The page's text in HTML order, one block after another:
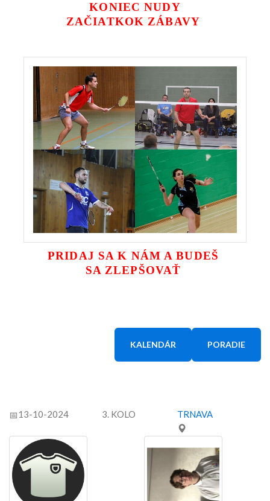
KONIEC NUDY
ZAČIATKOK ZÁBAVY
PRIDAJ SA K NÁM A BUDEŠ
SA ZLEPŠOVAŤ
KALENDÁR PORADIE
13-10-2024 3. KOLO TRNAVA